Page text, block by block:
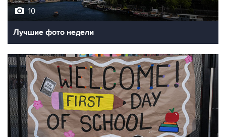
10
Лучшие фото недели